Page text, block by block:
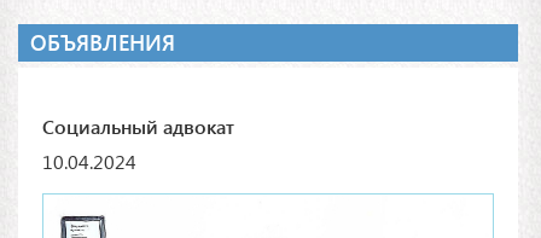
ОБЪЯВЛЕНИЯ
Социальный адвокат
10.04.2024